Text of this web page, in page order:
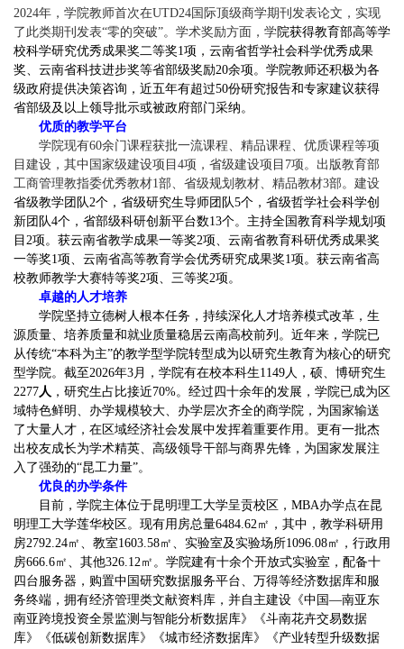
2024年，学院教师首次在UTD24国际顶级商学期刊发表论文，实现
了此类期刊发表“零的突破”。学术奖励方面，学院获得教育部高等学
校科学研究优秀成果奖二等奖1项，云南省哲学社会科学优秀成果
奖、云南省科技进步奖等省部级奖励20余项。学院教师还积极为各
级政府提供决策咨询，近五年有超过50份研究报告和专家建议获得
省部级及以上领导批示或被政府部门采纳。
优质的教学平台
学院现有60余门课程获批一流课程、精品课程、优质课程等项
目建设，其中国家级建设项目4项，省级建设项目7项。出版教育部
工商管理教指委优秀教材1部、省级规划教材、精品教材3部。建设
省级教学团队2个，省级研究生导师团队5个，省级哲学社会科学创
新团队4个， 省部级科研创新平台数13个。主持全国教育科学规划项
目2项。获云南省教学成果一等奖2项、云南省教育科研优秀成果奖
一等奖1项、云南省高等教育学会优秀研究成果奖1项。获云南省高
校教师教学大赛特等奖2项、三等奖2项。
卓越的人才培养
学院坚持立德树人根本任务，持续深化人才培养模式改革，生
源质量、培养质量和就业质量稳居云南高校前列。近年来，学院已
从传统“本科为主”的教学型学院转型成为以研究生教育为核心的研究
型学院。截至2026年3月，学院有在校本科生1149人，硕、博研究生
2277人 ，研究生占比接近70%。经过四十余年的发展，学院已成为区
域特色鲜明、办学规模较大、办学层次齐全的商学院，为国家输送
了大量人才，在区域经济社会发展中发挥着重要作用。更有一批杰
出校友成长为学术精英、高级领导干部与商界先锋，为国家发展注
入了强劲的“昆工力量”。
优良的办学条件
目前，学院主体位于昆明理工大学呈贡校区，MBA办学点在昆
明理工大学莲华校区。 现有用房总量6484.62㎡ ，其中，教学科研用
房2792.24㎡ 、教室1603.58㎡ 、实验室及实验场所1096.08㎡ ，行政用
房666.6㎡ 、其他326.12㎡ 。学院建有十余个开放式实验室，配备十
四台服务器，购置中国研究数据服务平台、万得等经济数据库和服
务终端，拥有经济管理类文献资料库，并自主建设《中国—南亚东
南亚跨境投资全景监测与智能分析数据库》《斗南花卉交易数据
库》《低碳创新数据库》《城市经济数据库》《产业转型升级数据